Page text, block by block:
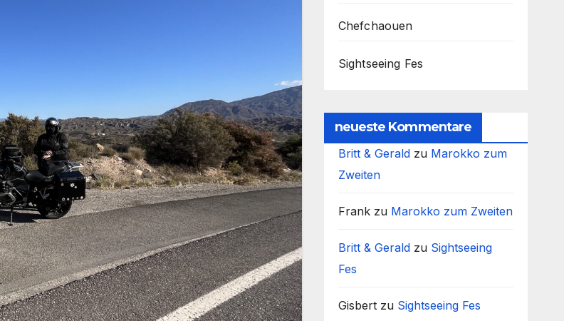
Chefchaouen
Sightseeing Fes
neueste Kommentare
Britt & Geraldzu Marokko zum
Zweiten
Frankzu Marokko zum Zweiten
Britt & Geraldzu Sightseeing
Fes
Gisbertzu Sightseeing Fes